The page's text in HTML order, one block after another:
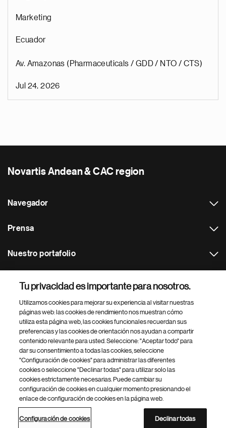
Marketing
Ecuador
Av. Amazonas (Pharmaceuticals / GDD / NTO / CTS)
Jul 24, 2026
Novartis Andean & CAC region
Navegador
Prensa
Nuestro portafolio
Footer Site Search
inferior
del
© 2026 Novartis AG
Política de privacidad Términos de uso
Accesibilidad
Configuración de cookies
Mapa del sitio
Tu privacidad es importante para nosotros.
Utilizamos cookies para mejorar su experiencia al visitar nuestras
páginas web: las cookies de rendimiento nos muestran cómo
utiliza esta página web, las cookies funcionales recuerdan sus
preferencias y las cookies de orientación nos ayudan a compartir
contenido relevante para usted. Seleccione: "Aceptar todo" para
dar su consentimiento a todas las cookies, seleccione
"Configuración de cookies" para administrar las diferentes
cookies o seleccione "Declinar todas" para utilizar solo las
cookies estrictamente necesarias. Puede cambiar su
configuración de cookies en cualquier momento presionando el
enlace de configuración de cookies en la página web.
Configuración de cookies Declinar todas